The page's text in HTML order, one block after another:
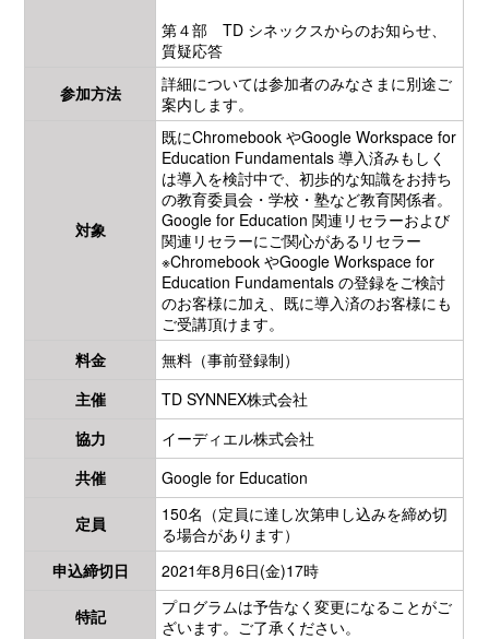
第４部 TD シネックスからのお知らせ、
質疑応答
参加方法
詳細については参加者のみなさまに別途ご
案内します。
対象
既にChromebook やGoogle Workspace for
Education Fundamentals 導入済みもしく
は導入を検討中で、初歩的な知識をお持ち
の教育委員会・学校・塾など教育関係者。
Google for Education 関連リセラーおよび
関連リセラーにご関心があるリセラー
※Chromebook やGoogle Workspace for
Education Fundamentals の登録をご検討
のお客様に加え、既に導入済のお客様にも
ご受講頂けます。
料金
無料（事前登録制）
主催
TD SYNNEX株式会社
協力
イーディエル株式会社
共催
Google for Education
定員
150名（定員に達し次第申し込みを締め切
る場合があります）
申込締切日
2021年8月6日(金)17時
特記
プログラムは予告なく変更になることがご
ざいます。ご了承ください。